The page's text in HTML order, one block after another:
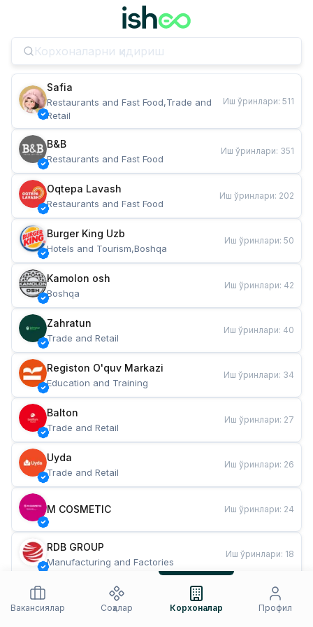
Safia
Restaurants and Fast Food,Trade and
Retail
Иш ўринлари: 511
B&B
Restaurants and Fast Food
Иш ўринлари: 351
Oqtepa Lavash
Restaurants and Fast Food
Иш ўринлари: 202
Burger King Uzb
Hotels and Tourism,Boshqa
Иш ўринлари: 50
Kamolon osh
Boshqa
Иш ўринлари: 42
Zahratun
Trade and Retail
Иш ўринлари: 40
Registon O'quv Markazi
Education and Training
Иш ўринлари: 34
Balton
Trade and Retail
Иш ўринлари: 27
Uyda
Trade and Retail
Иш ўринлари: 26
M COSMETIC Иш ўринлари: 24
RDB GROUP
Manufacturing and Factories
Иш ўринлари: 18
Restaurants and Fast Food
Иш ўринлари
Вакансиялар
Соҳалар Корхоналар Профил